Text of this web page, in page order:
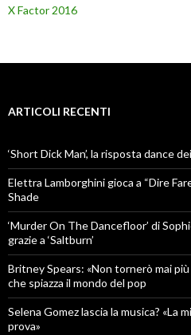
X Factor 2016
ARTICOLI RECENTI
‘Short Dick Man’, la risposta dance
Elettra Lamborghini gioca a “Dire
Shade
‘Murder On The Dancefloor’ di
grazie a ‘Saltburn’
Britney Spears: «Non tornerò mai
che spiazza il mondo del pop
Selena Gomez lascia la musica? «La
prova»